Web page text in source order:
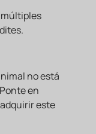
no está
en
este